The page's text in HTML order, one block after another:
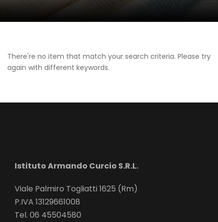
There're no item that match your search criteria. Please try
again with different keywords.
Istituto Armando Curcio S.R.L.
Viale Palmiro Togliatti 1625 (Rm)
P.IVA 13129661008
Tel. 06 45504580